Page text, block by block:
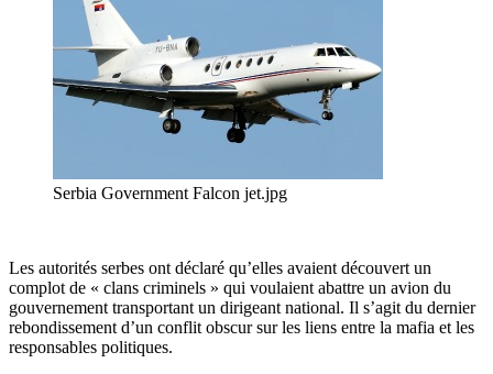
Serbia Government Falcon jet.jpg
Les autorités serbes ont déclaré qu’elles avaient découvert un
complot de « clans criminels » qui voulaient abattre un avion du
gouvernement transportant un dirigeant national. Il s’agit du dernier
rebondissement d’un conflit obscur sur les liens entre la mafia et les
responsables politiques.